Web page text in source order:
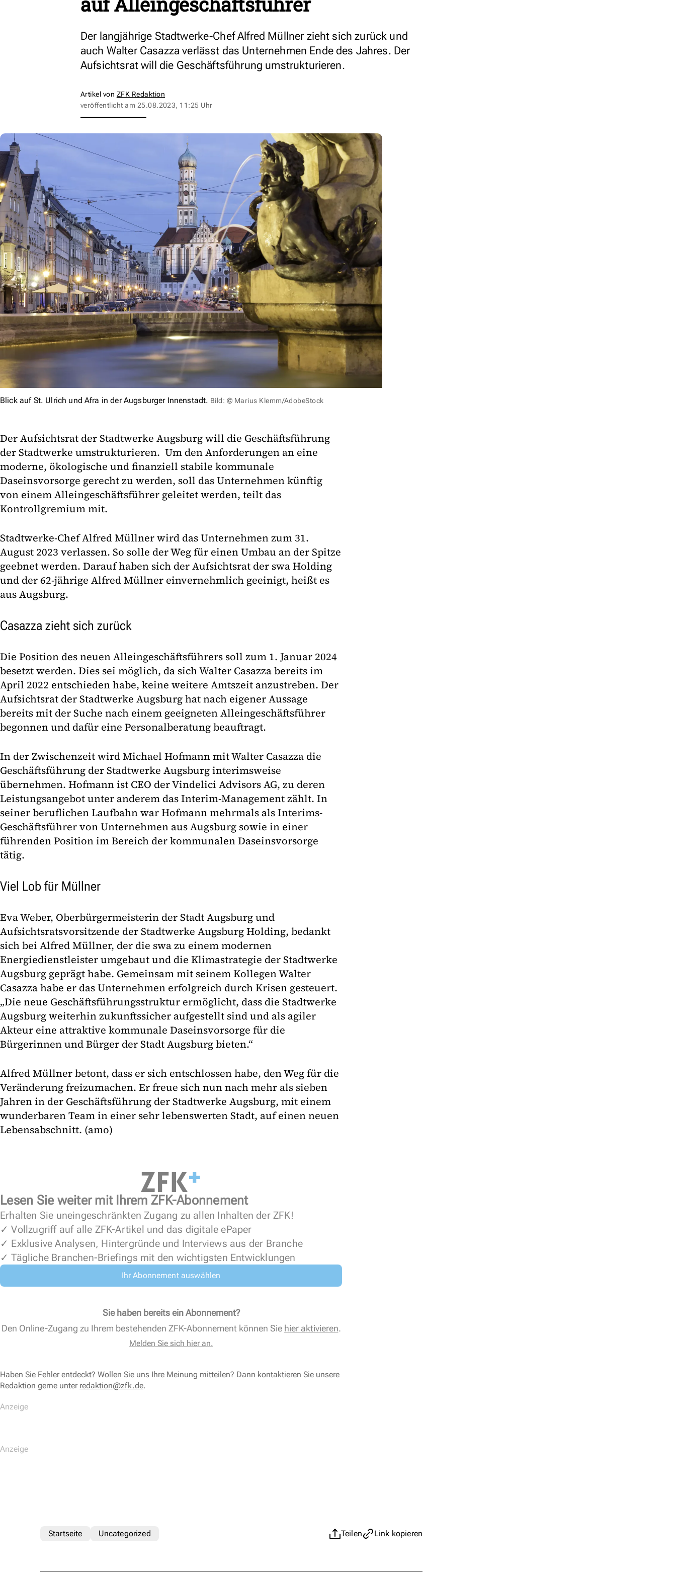
Der langjährige Stadtwerke-Chef Alfred Müllner zieht sich zurück und
auch Walter Casazza verlässt das Unternehmen Ende des Jahres. Der
Aufsichtsrat will die Geschäftsführung umstrukturieren.
Artikel von ZFK Redaktion
veröffentlicht am 25.08.2023, 11:25 Uhr
Blick auf St. Ulrich und Afra in der Augsburger Innenstadt. Bild: © Marius Klemm/AdobeStock
Der Aufsichtsrat der Stadtwerke Augsburg will die Geschäftsführung
der Stadtwerke umstrukturieren. Um den Anforderungen an eine
moderne, ökologische und finanziell stabile kommunale
Daseinsvorsorge gerecht zu werden, soll das Unternehmen künftig
von einem Alleingeschäftsführer geleitet werden, teilt das
Kontrollgremium mit.
Stadtwerke-Chef Alfred Müllner wird das Unternehmen zum 31.
August 2023 verlassen. So solle der Weg für einen Umbau an der Spitze
geebnet werden. Darauf haben sich der Aufsichtsrat der swa Holding
und der 62-jährige Alfred Müllner einvernehmlich geeinigt, heißt es
aus Augsburg.
Casazza zieht sich zurück
Die Position des neuen Alleingeschäftsführers soll zum 1. Januar 2024
besetzt werden. Dies sei möglich, da sich Walter Casazza bereits im
April 2022 entschieden habe, keine weitere Amtszeit anzustreben. Der
Aufsichtsrat der Stadtwerke Augsburg hat nach eigener Aussage
bereits mit der Suche nach einem geeigneten Alleingeschäftsführer
begonnen und dafür eine Personalberatung beauftragt.
In der Zwischenzeit wird Michael Hofmann mit Walter Casazza die
Geschäftsführung der Stadtwerke Augsburg interimsweise
übernehmen. Hofmann ist CEO der Vindelici Advisors AG, zu deren
Leistungsangebot unter anderem das Interim-Management zählt. In
seiner beruflichen Laufbahn war Hofmann mehrmals als Interims-
Geschäftsführer von Unternehmen aus Augsburg sowie in einer
führenden Position im Bereich der kommunalen Daseinsvorsorge
tätig.
Viel Lob für Müllner
Eva Weber, Oberbürgermeisterin der Stadt Augsburg und
Aufsichtsratsvorsitzende der Stadtwerke Augsburg Holding, bedankt
sich bei Alfred Müllner, der die swa zu einem modernen
Energiedienstleister umgebaut und die Klimastrategie der Stadtwerke
Augsburg geprägt habe. Gemeinsam mit seinem Kollegen Walter
Casazza habe er das Unternehmen erfolgreich durch Krisen gesteuert.
„Die neue Geschäftsführungsstruktur ermöglicht, dass die Stadtwerke
Augsburg weiterhin zukunftssicher aufgestellt sind und als agiler
Akteur eine attraktive kommunale Daseinsvorsorge für die
Bürgerinnen und Bürger der Stadt Augsburg bieten.“
Alfred Müllner betont, dass er sich entschlossen habe, den Weg für die
Veränderung freizumachen. Er freue sich nun nach mehr als sieben
Jahren in der Geschäftsführung der Stadtwerke Augsburg, mit einem
wunderbaren Team in einer sehr lebenswerten Stadt, auf einen neuen
Lebensabschnitt. (amo)
Lesen Sie weiter mit Ihrem ZFK-Abonnement
Erhalten Sie uneingeschränkten Zugang zu allen Inhalten der ZFK!
✓ Vollzugriff auf alle ZFK-Artikel und das digitale ePaper
✓ Exklusive Analysen, Hintergründe und Interviews aus der Branche
✓ Tägliche Branchen-Briefings mit den wichtigsten Entwicklungen
Ihr Abonnement auswählen
Sie haben bereits ein Abonnement?
Den Online-Zugang zu Ihrem bestehenden ZFK-Abonnement können Sie hier aktivieren.
Melden Sie sich hier an.
Haben Sie Fehler entdeckt? Wollen Sie uns Ihre Meinung mitteilen? Dann kontaktieren Sie unsere
Redaktion gerne unter redaktion@zfk.de.
Teilen Link kopieren
Startseite Uncategorized